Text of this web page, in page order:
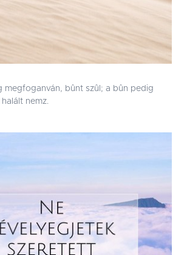
megfoganván, bûnt szûl; a bûn pedig
nemz.